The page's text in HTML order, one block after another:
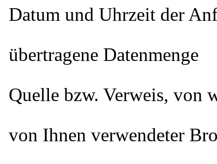
 Datum und Uhrzeit der
 übertragene Datenmenge
 Quelle bzw. Verweis,
 von Ihnen verwendeter